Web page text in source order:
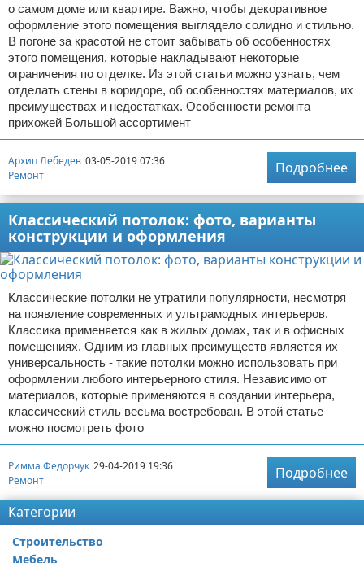
о самом доме или квартире. Важно, чтобы декоративное
оформление этого помещения выглядело солидно и стильно.
В погоне за красотой не стоит забывать об особенностях
этого помещения, которые накладывают некоторые
ограничения по отделке. Из этой статьи можно узнать, чем
отделать стены в коридоре, об особенностях материалов, их
преимуществах и недостатках. Особенности ремонта
прихожей Большой ассортимент
Архип Лебедев 03-05-2019 07:36
Ремонт
Подробнее
Классический потолок: фото, варианты
конструкции и оформления
Классические потолки не утратили популярности, несмотря
на появление современных и ультрамодных интерьеров.
Классика применяется как в жилых домах, так и в офисных
помещениях. Одним из главных преимуществ является их
универсальность - такие потолки можно использовать при
оформлении любого интерьерного стиля. Независимо от
материалов, которые применяются в создании интерьера,
классический стиль весьма востребован. В этой статье
можно посмотреть фото
Римма Федорчук 29-04-2019 19:36
Ремонт
Подробнее
Категории
Строительство
Мебель